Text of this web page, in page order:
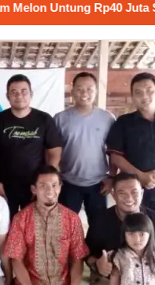
Rp40 Juta Sekali Panen